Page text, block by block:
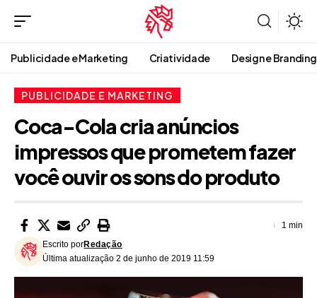
Publicidade e Marketing Criatividade Design e Branding
PUBLICIDADE E MARKETING
Coca-Cola cria anúncios
impressos que prometem fazer
você ouvir os sons do produto
Última atualização 2 de junho de 2019 11:59
Escrito porRedação
1 min